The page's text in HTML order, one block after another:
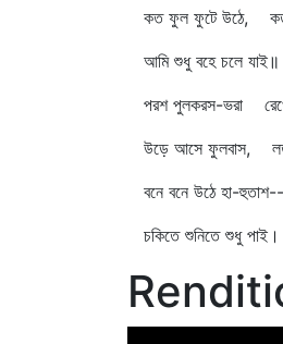
কত ফুল ফুটে উঠে, কত
আমি শুধু বহে চলে যাই॥
পরশ পুলকরস-ভরা রেখে
উড়ে আসে ফুলবাস,
বনে বনে উঠে হা-হুতাশ--
চকিতে শুনিতে শুধু